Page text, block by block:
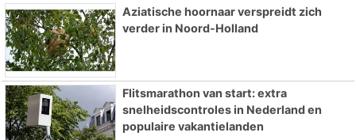
Aziatische hoornaar verspreidt zich
verder in Noord-Holland
Flitsmarathon van start: extra
snelheidscontroles in Nederland en
populaire vakantielanden